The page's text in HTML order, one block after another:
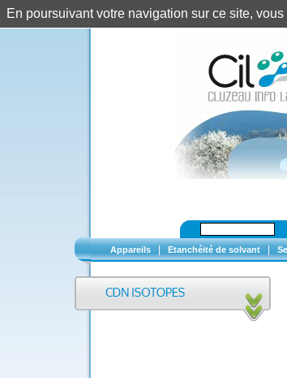
Appareils Etanchéité de solvant
En poursuivant votre navigation sur ce site,